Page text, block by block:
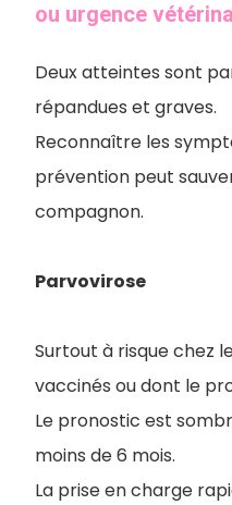
ou urgence
Deux atteintes sont
répandues et graves.
Reconnaître les
prévention peut
compagnon.
Parvovirose
Surtout à risque chez
vaccinés ou dont le
Le pronostic est
moins de 6 mois.
La prise en charge